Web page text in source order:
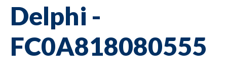
Delphi -
FC0A818080555